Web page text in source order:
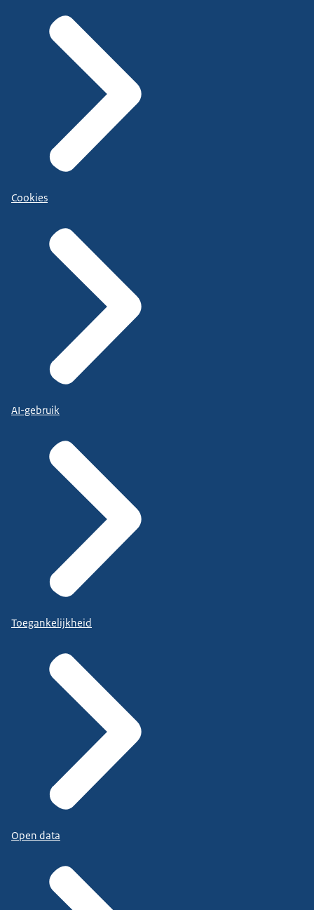
Cookies
AI-gebruik
Toegankelijkheid
Open data